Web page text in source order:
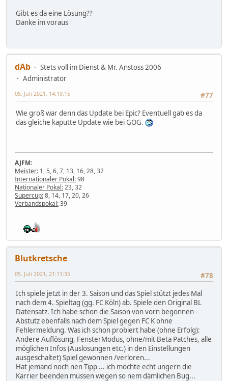
Gibt es da eine Lösung??
Danke im voraus
dAb
Stets voll im Dienst & Mr. Anstoss 2006
Administrator
#77
05. Juli 2021, 14:19:15
Wie groß war denn das Update bei Epic? Eventuell gab es da
das gleiche kaputte Update wie bei GOG.
AJFM:
Meister: 1, 5, 6, 7, 13, 16, 28, 32
Internationaler Pokal:98
Nationaler Pokal:23, 32
Supercup:8, 14, 17, 20, 26
Verbandspokal:39
Blutkretsche
#78
05. Juli 2021, 21:11:35
Ich spiele jetzt in der 3. Saison und das Spiel stützt jedes Mal
nach dem 4. Spieltag (gg. FC Köln) ab. Spiele den Original BL
Datensatz. Ich habe schon die Saison von vorn begonnen -
Abstutz ebenfalls nach dem Spiel gegen FC K ohne
Fehlermeldung. Was ich schon probiert habe (ohne Erfolg):
Andere Auflösung, FensterModus, ohne/mit Beta Patches, alle
möglichen Infos (Auslosungen etc.) in den Einstellungen
ausgeschaltet) Spiel gewonnen /verloren...
Hat jemand noch nen Tipp ... ich möchte echt ungern die
Karrier beenden müssen wegen so nem dämlichen Bug...